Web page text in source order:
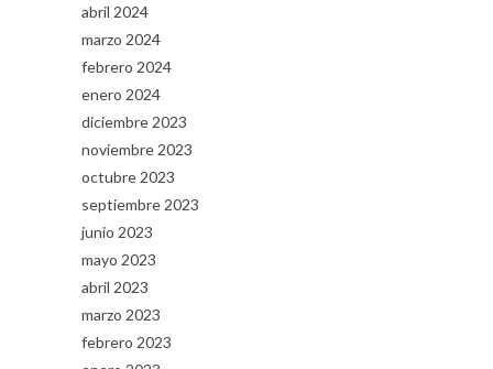
abril 2024
marzo 2024
febrero 2024
enero 2024
diciembre 2023
noviembre 2023
octubre 2023
septiembre 2023
junio 2023
mayo 2023
abril 2023
marzo 2023
febrero 2023